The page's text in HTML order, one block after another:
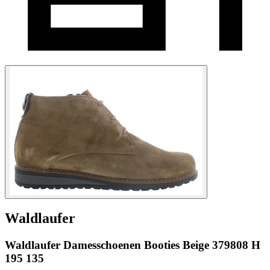
Waldlaufer
Waldlaufer Damesschoenen Booties Beige 379808 H
195 135